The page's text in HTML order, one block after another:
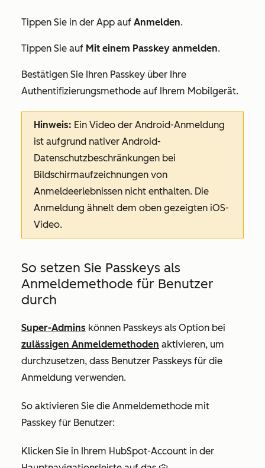
Tippen Sie in der App auf Anmelden.
Tippen Sie auf Mit einem Passkey anmelden.
Bestätigen Sie Ihren Passkey über Ihre
Authentifizierungsmethode auf Ihrem Mobilgerät.
Hinweis: Ein Video der Android-Anmeldung
ist aufgrund nativer Android-
Datenschutzbeschränkungen bei
Bildschirmaufzeichnungen von
Anmeldeerlebnissen nicht enthalten. Die
Anmeldung ähnelt dem oben gezeigten iOS-
Video.
So setzen Sie Passkeys als
Anmeldemethode für Benutzer
durch
Super-Admins können Passkeys als Option bei
zulässigen Anmeldemethoden aktivieren, um
durchzusetzen, dass Benutzer Passkeys für die
Anmeldung verwenden.
So aktivieren Sie die Anmeldemethode mit
Passkey für Benutzer:
Klicken Sie in Ihrem HubSpot-Account in der